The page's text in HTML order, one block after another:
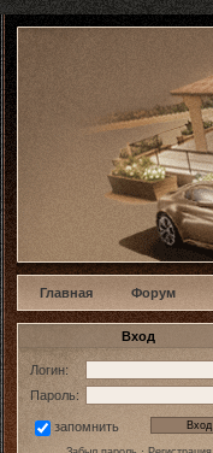
w
Главная Форум
Вход
Логин:
Пароль:
запомнить